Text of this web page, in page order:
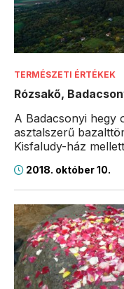
TERMÉSZETI ÉRTÉKEK
Rózsakő,
A Badacsonyi hegy
asztalszerű
Kisfaludy-ház
2018. október 10.